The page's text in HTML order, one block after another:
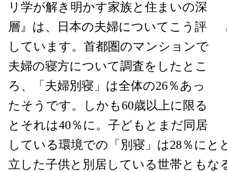
リ学が解き明かす家族と住まいの深
層』は、日本の夫婦についてこう評
しています。首都圏のマンションで
夫婦の寝方について調査をしたとこ
ろ、「夫婦別寝」は全体の26％あっ
たそうです。しかも60歳以上に限る
とそれは40％に。子どもとまだ同居
している環境での「別寝」は28％にと
立した子供と別居している世帯ともな